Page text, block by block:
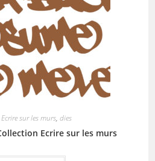
sur les murs, dies
Ecrire sur les murs